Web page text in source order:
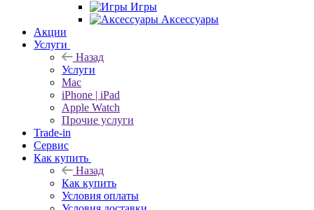
Игры
Аксессуары
Акции
Услуги
Назад
Услуги
Mac
iPhone | iPad
Apple Watch
Прочие услуги
Trade-in
Сервис
Как купить
Назад
Как купить
Условия оплаты